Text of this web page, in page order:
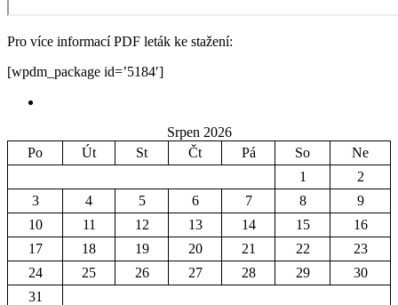
Pro více informací PDF leták ke stažení:
[wpdm_package id=’5184′]
Srpen 2026
Po
Út St Čt Pá So
Ne
1
2
3
4 5 6 7 8
9
10
11 12 13 14 15
16
17
18 19 20 21 22
23
24
25 26 27 28 29
30
31